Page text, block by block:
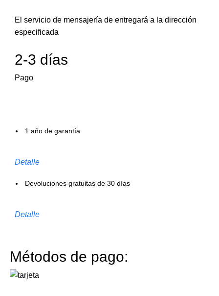
El servicio de mensajería de entregará a la dirección
especificada
2-3 días
Pago
1 año de garantía
Detalle
Devoluciones gratuitas de 30 días
Detalle
Métodos de pago: